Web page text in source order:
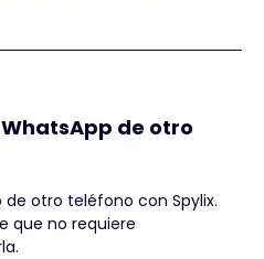
de otro
de otro teléfono con Spylix.
que no requiere